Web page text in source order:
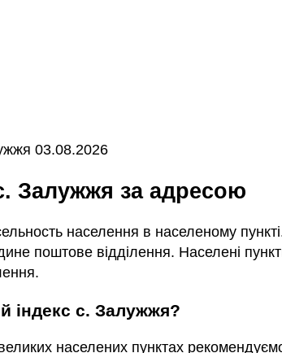
03.08.2026
Залужжя за адресою
населення в населеному
поштове відділення. Населені
індекс с. Залужжя?
населених пунктах